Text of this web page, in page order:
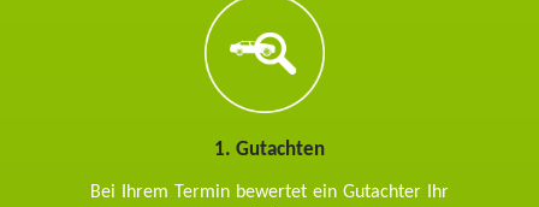
1. Gutachten
Bei Ihrem Termin bewertet ein Gutachter Ihr